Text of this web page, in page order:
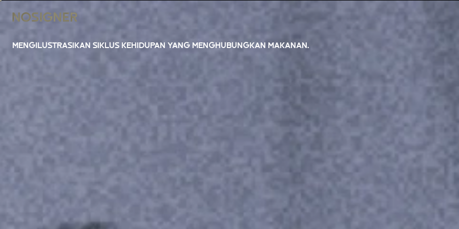
BERANDA
MENGILUSTRASIKAN SIKLUS KEHIDUPAN YANG MENGHUBUNGKAN MAKANAN.